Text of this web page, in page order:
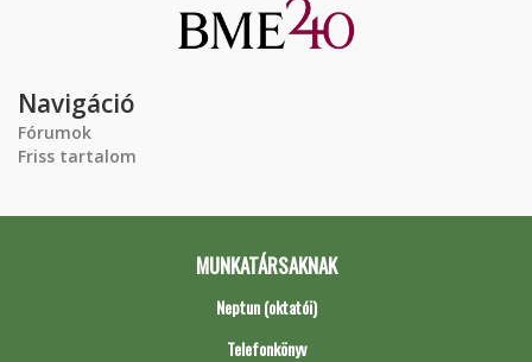
Navigáció
Fórumok
Friss tartalom
MUNKATÁRSAKNAK
Neptun (oktatói)
Telefonkönyv